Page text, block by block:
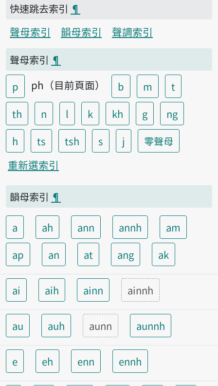
快速跳去索引 ¶
聲母索引
韻母索引
聲調索引
聲母索引 ¶
p
ph（目前頁面） b m
t
th
n l k kh g
ng
h
ts tsh s j
零聲母
重新選索引
韻母索引 ¶
a ah ann annh
am
ap
an at ang ak
ai aih ainn ainnh
au auh aunn aunnh
e eh enn ennh